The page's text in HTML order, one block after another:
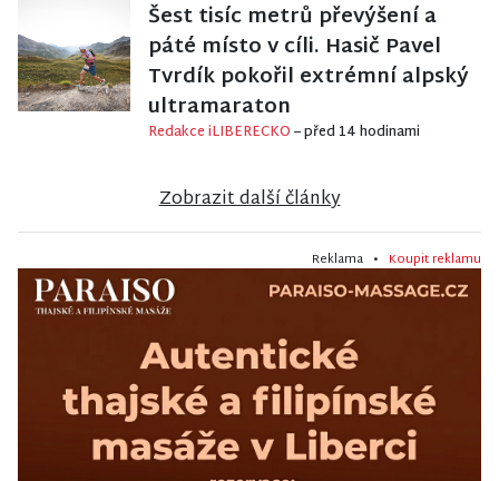
Šest tisíc metrů převýšení a
páté místo v cíli. Hasič Pavel
Tvrdík pokořil extrémní alpský
ultramaraton
Redakce iLIBERECKO– před 14 hodinami
Zobrazit další články
Reklama • Koupit reklamu